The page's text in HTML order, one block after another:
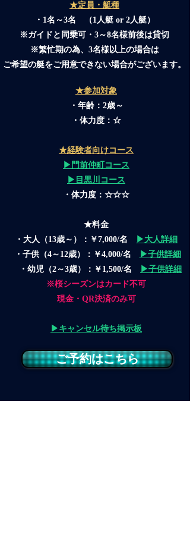
★定員・艇種
・1名～3名 （1人艇 or 2人艇）
※ガイドと同乗可・3～8名様前後は貸切
※繁忙期の為、3名様以上の場合は
ご希望の艇をご用意できない場合がございます。
★参加対象
・年齢：2歳～
・体力度：☆
★経験者向けコース
▶門前仲町コース
▶目黒川コース
・体力度：☆☆☆
★料金
・大人（13歳～）：￥7,000/名
▶大人詳細
・子供（4～12歳）：￥4,000/名
▶子供詳細
・幼児（2～3歳）：￥1,500/名
▶子供詳細
※桜シーズンはカード不可
現金・QR決済のみ可
▶キャンセル待ち掲示板
ご予約はこちら